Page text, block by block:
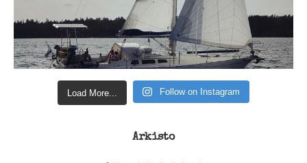
Load More... Follow on Instagram
Arkisto